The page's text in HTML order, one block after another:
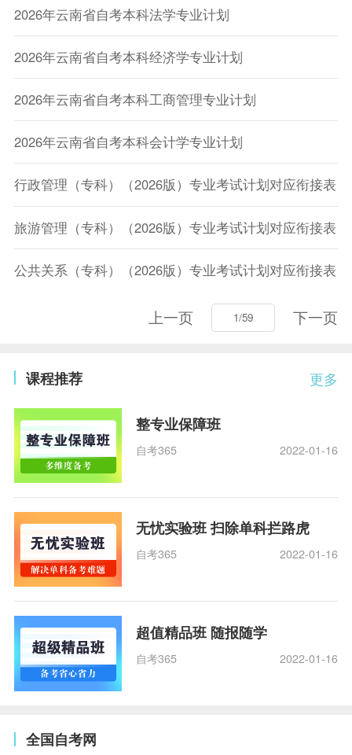
2026年云南省自考本科法学专业计划
2026年云南省自考本科经济学专业计划
2026年云南省自考本科工商管理专业计划
2026年云南省自考本科会计学专业计划
行政管理（专科）（2026版）专业考试计划对应衔接表
旅游管理（专科）（2026版）专业考试计划对应衔接表
公共关系（专科）（2026版）专业考试计划对应衔接表
上一页 下一页
更多
课程推荐
整专业保障班
自考365 2022-01-16
无忧实验班 扫除单科拦路虎
自考365 2022-01-16
超值精品班 随报随学
自考365 2022-01-16
全国自考网